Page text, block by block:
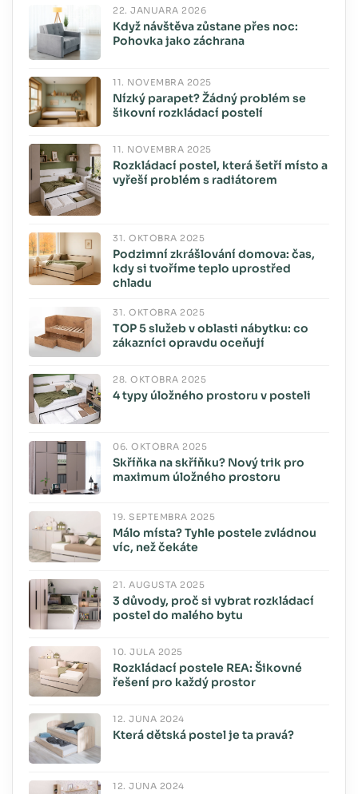
22. JANUÁRA 2026
Když návštěva zůstane přes noc:
Pohovka jako záchrana
11. NOVEMBRA 2025
Nízký parapet? Žádný problém se
šikovní rozkládací postelí
11. NOVEMBRA 2025
Rozkládací postel, která šetří místo a
vyřeší problém s radiátorem
31. OKTÓBRA 2025
Podzimní zkrášlování domova: čas,
kdy si tvoříme teplo uprostřed
chladu
31. OKTÓBRA 2025
TOP 5 služeb v oblasti nábytku: co
zákazníci opravdu oceňují
28. OKTÓBRA 2025
4 typy úložného prostoru v posteli
06. OKTÓBRA 2025
Skříňka na skříňku? Nový trik pro
maximum úložného prostoru
19. SEPTEMBRA 2025
Málo místa? Tyhle postele zvládnou
víc, než čekáte
21. AUGUSTA 2025
3 důvody, proč si vybrat rozkládací
postel do malého bytu
10. JÚLA 2025
Rozkládací postele REA: Šikovné
řešení pro každý prostor
12. JÚNA 2024
Která dětská postel je ta pravá?
12. JÚNA 2024